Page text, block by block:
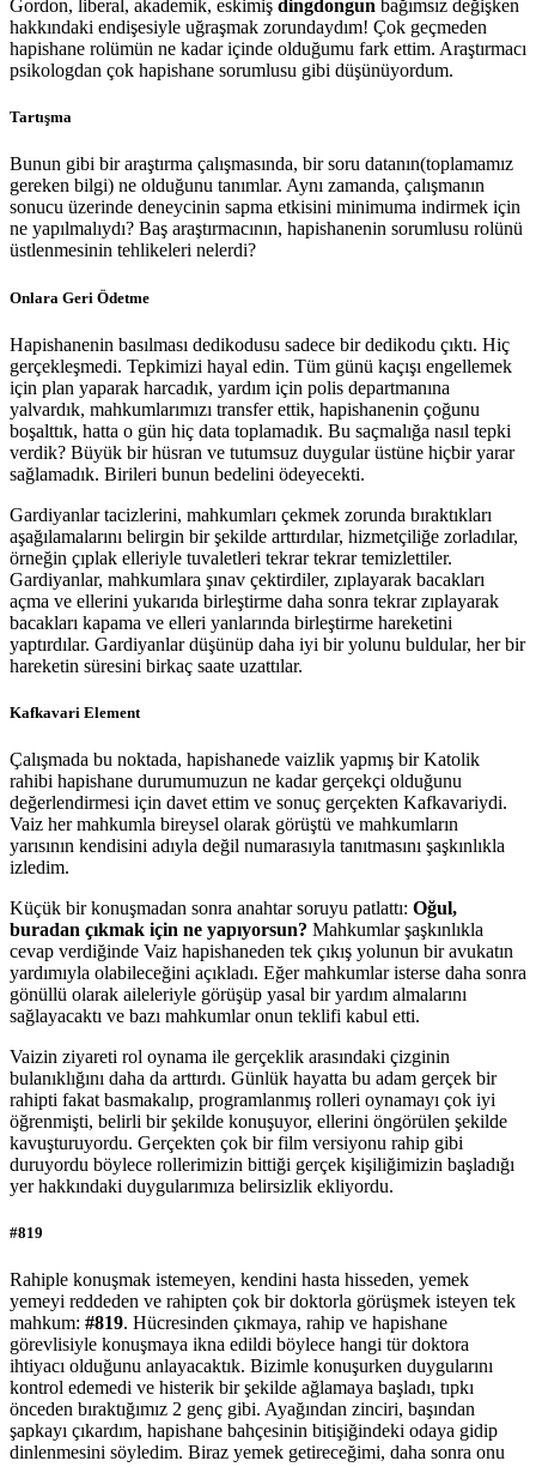
Gordon, liberal, akademik, eskimiş dingdongun bağımsız değişken
hakkındaki endişesiyle uğraşmak zorundaydım! Çok geçmeden
hapishane rolümün ne kadar içinde olduğumu fark ettim. Araştırmacı
psikologdan çok hapishane sorumlusu gibi düşünüyordum.
Tartışma
Bunun gibi bir araştırma çalışmasında, bir soru datanın(toplamamız
gereken bilgi) ne olduğunu tanımlar. Aynı zamanda, çalışmanın
sonucu üzerinde deneycinin sapma etkisini minimuma indirmek için
ne yapılmalıydı? Baş araştırmacının, hapishanenin sorumlusu rolünü
üstlenmesinin tehlikeleri nelerdi?
Onlara Geri Ödetme
Hapishanenin basılması dedikodusu sadece bir dedikodu çıktı. Hiç
gerçekleşmedi. Tepkimizi hayal edin. Tüm günü kaçışı engellemek
için plan yaparak harcadık, yardım için polis departmanına
yalvardık, mahkumlarımızı transfer ettik, hapishanenin çoğunu
boşalttık, hatta o gün hiç data toplamadık. Bu saçmalığa nasıl tepki
verdik? Büyük bir hüsran ve tutumsuz duygular üstüne hiçbir yarar
sağlamadık. Birileri bunun bedelini ödeyecekti.
Gardiyanlar tacizlerini, mahkumları çekmek zorunda bıraktıkları
aşağılamalarını belirgin bir şekilde arttırdılar, hizmetçiliğe zorladılar,
örneğin çıplak elleriyle tuvaletleri tekrar tekrar temizlettiler.
Gardiyanlar, mahkumlara şınav çektirdiler, zıplayarak bacakları
açma ve ellerini yukarıda birleştirme daha sonra tekrar zıplayarak
bacakları kapama ve elleri yanlarında birleştirme hareketini
yaptırdılar. Gardiyanlar düşünüp daha iyi bir yolunu buldular, her bir
hareketin süresini birkaç saate uzattılar.
Kafkavari Element
Çalışmada bu noktada, hapishanede vaizlik yapmış bir Katolik
rahibi hapishane durumumuzun ne kadar gerçekçi olduğunu
değerlendirmesi için davet ettim ve sonuç gerçekten Kafkavariydi.
Vaiz her mahkumla bireysel olarak görüştü ve mahkumların
yarısının kendisini adıyla değil numarasıyla tanıtmasını şaşkınlıkla
izledim.
Küçük bir konuşmadan sonra anahtar soruyu patlattı: Oğul,
buradan çıkmak için ne yapıyorsun? Mahkumlar şaşkınlıkla
cevap verdiğinde Vaiz hapishaneden tek çıkış yolunun bir avukatın
yardımıyla olabileceğini açıkladı. Eğer mahkumlar isterse daha sonra
gönüllü olarak aileleriyle görüşüp yasal bir yardım almalarını
sağlayacaktı ve bazı mahkumlar onun teklifi kabul etti.
Vaizin ziyareti rol oynama ile gerçeklik arasındaki çizginin
bulanıklığını daha da arttırdı. Günlük hayatta bu adam gerçek bir
rahipti fakat basmakalıp, programlanmış rolleri oynamayı çok iyi
öğrenmişti, belirli bir şekilde konuşuyor, ellerini öngörülen şekilde
kavuşturuyordu. Gerçekten çok bir film versiyonu rahip gibi
duruyordu böylece rollerimizin bittiği gerçek kişiliğimizin başladığı
yer hakkındaki duygularımıza belirsizlik ekliyordu.
#819
Rahiple konuşmak istemeyen, kendini hasta hisseden, yemek
yemeyi reddeden ve rahipten çok bir doktorla görüşmek isteyen tek
mahkum: #819. Hücresinden çıkmaya, rahip ve hapishane
görevlisiyle konuşmaya ikna edildi böylece hangi tür doktora
ihtiyacı olduğunu anlayacaktık. Bizimle konuşurken duygularını
kontrol edemedi ve histerik bir şekilde ağlamaya başladı, tıpkı
önceden bıraktığımız 2 genç gibi. Ayağından zinciri, başından
şapkayı çıkardım, hapishane bahçesinin bitişiğindeki odaya gidip
dinlenmesini söyledim. Biraz yemek getireceğimi, daha sonra onu